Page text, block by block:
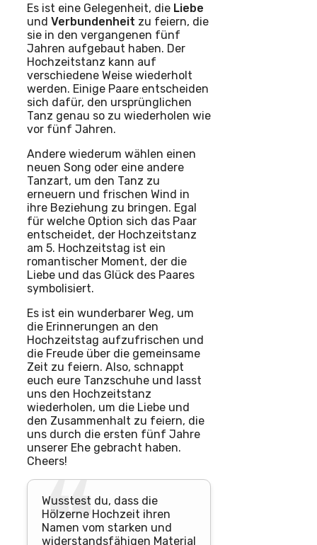
Es ist eine Gelegenheit, die Liebe
und Verbundenheit zu feiern, die
sie in den vergangenen fünf
Jahren aufgebaut haben. Der
Hochzeitstanz kann auf
verschiedene Weise wiederholt
werden. Einige Paare entscheiden
sich dafür, den ursprünglichen
Tanz genau so zu wiederholen wie
vor fünf Jahren.
Andere wiederum wählen einen
neuen Song oder eine andere
Tanzart, um den Tanz zu
erneuern und frischen Wind in
ihre Beziehung zu bringen. Egal
für welche Option sich das Paar
entscheidet, der Hochzeitstanz
am 5. Hochzeitstag ist ein
romantischer Moment, der die
Liebe und das Glück des Paares
symbolisiert.
Es ist ein wunderbarer Weg, um
die Erinnerungen an den
Hochzeitstag aufzufrischen und
die Freude über die gemeinsame
Zeit zu feiern. Also, schnappt
euch eure Tanzschuhe und lasst
uns den Hochzeitstanz
wiederholen, um die Liebe und
den Zusammenhalt zu feiern, die
uns durch die ersten fünf Jahre
unserer Ehe gebracht haben.
Cheers!
Wusstest du, dass die
Hölzerne Hochzeit ihren
Namen vom starken und
widerstandsfähigen Material